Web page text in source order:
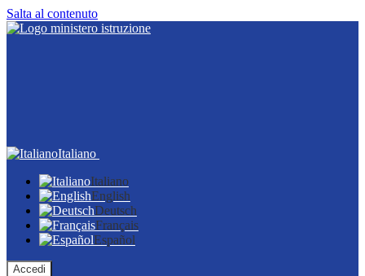
Salta al contenuto
Italiano
Italiano
English
Deutsch
Français
Español
Accedi